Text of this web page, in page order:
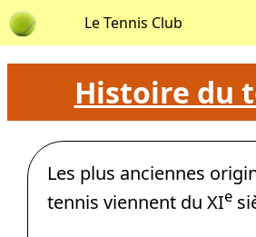
Le Tennis Club
Histoire du
Les plus anciennes
tennis viennent du XIe